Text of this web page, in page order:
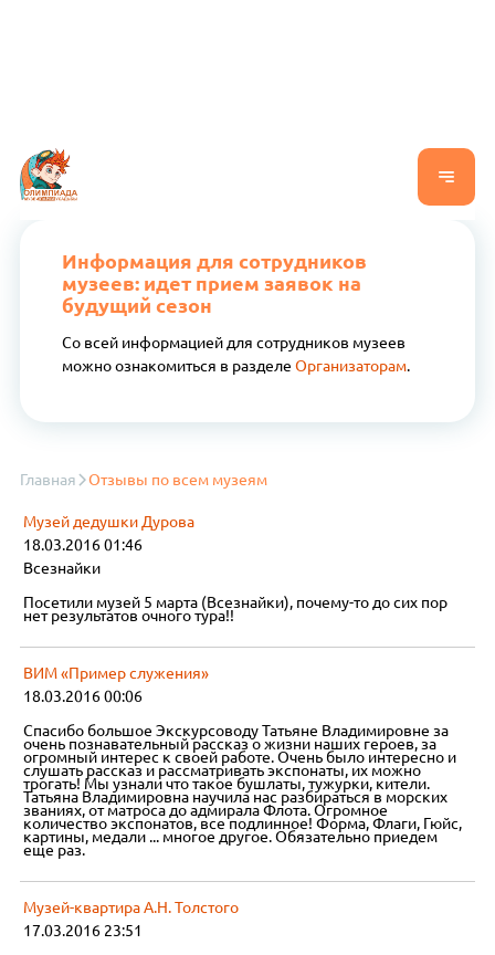
Информация для сотрудников
музеев: идет прием заявок на
будущий сезон
Со всей информацией для сотрудников музеев
можно ознакомиться в разделе Организаторам.
Главная Отзывы по всем музеям
Музей дедушки Дурова
18.03.2016 01:46
Всезнайки
Посетили музей 5 марта (Всезнайки), почему-то до сих пор
нет результатов очного тура!!
ВИМ «Пример служения»
18.03.2016 00:06
Спасибо большое Экскурсоводу Татьяне Владимировне за
очень познавательный рассказ о жизни наших героев, за
огромный интерес к своей работе. Очень было интересно и
слушать рассказ и рассматривать экспонаты, их можно
трогать! Мы узнали что такое бушлаты, тужурки, кители.
Татьяна Владимировна научила нас разбираться в морских
званиях, от матроса до адмирала Флота. Огромное
количество экспонатов, все подлинное! Форма, Флаги, Гюйс,
картины, медали ... многое другое. Обязательно приедем
еще раз.
Музей-квартира А.Н. Толстого
17.03.2016 23:51